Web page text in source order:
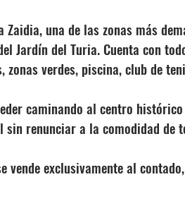
una de las zonas más
Jardín del Turia. Cuenta con
zonas verdes, piscina, club de
caminando al centro
renunciar a la comodidad de
se vende exclusivamente al